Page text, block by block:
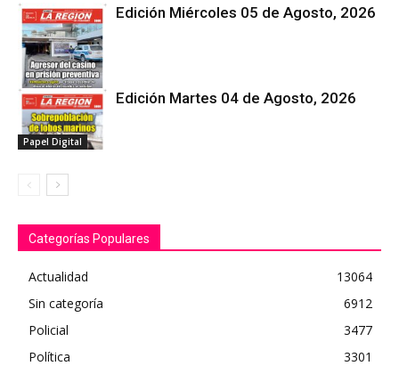
Papel Digital
Edición Miércoles 05 de Agosto, 2026
Papel Digital
Edición Martes 04 de Agosto, 2026
Categorías Populares
Actualidad
13064
Sin categoría
6912
Policial
3477
Política
3301